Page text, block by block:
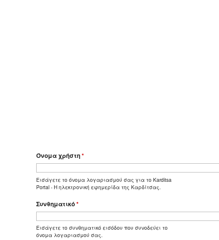
Όνομα χρήστη*
Εισάγετε το όνομα λογαριασμού σας για το Karditsa
Portal - Η ηλεκτρονική εφημερίδα της Καρδίτσας.
Συνθηματικό*
Εισάγετε το συνθηματικό εισόδου που συνοδεύει το
όνομα λογαριασμού σας.